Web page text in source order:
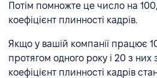
Потім помножте це число на
коефіцієнт плинності кадрів.
Якщо у вашій компанії працює
протягом одного року і 20 з них
коефіцієнт плинності кадрів